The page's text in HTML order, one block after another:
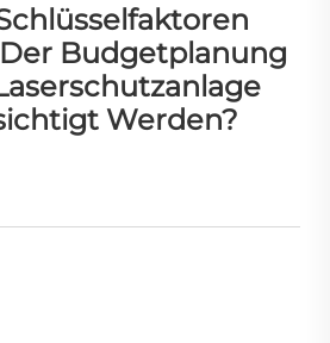
Budgetplanung
Werden?